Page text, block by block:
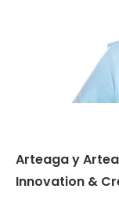
Arteaga y
Innovation &